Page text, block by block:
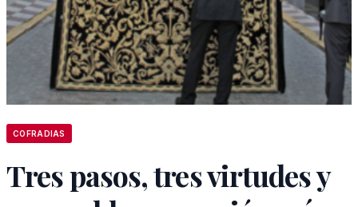
COFRADIAS
Tres pasos, tres virtudes y